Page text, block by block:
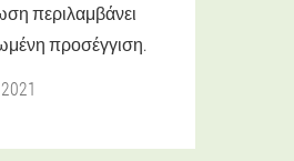
περιλαμβάνει
προσέγγιση.